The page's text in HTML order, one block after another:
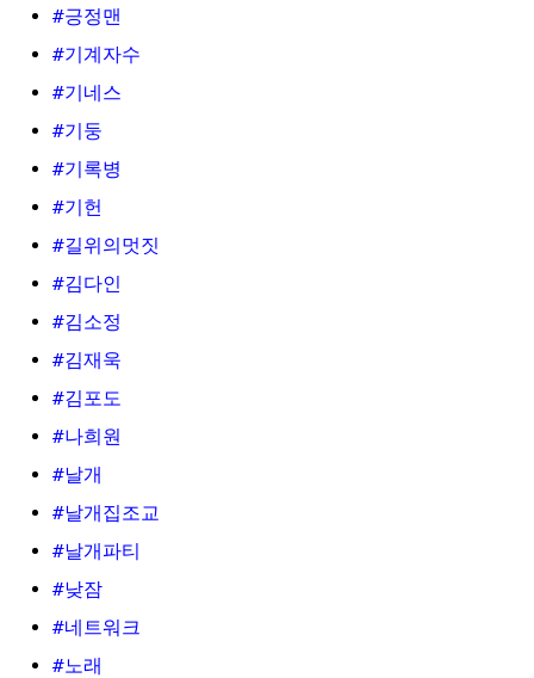
#긍정맨
#기계자수
#기네스
#기둥
#기록병
#기헌
#길위의멋짓
#김다인
#김소정
#김재욱
#김포도
#나희원
#날개
#날개집조교
#날개파티
#낮잠
#네트워크
#노래